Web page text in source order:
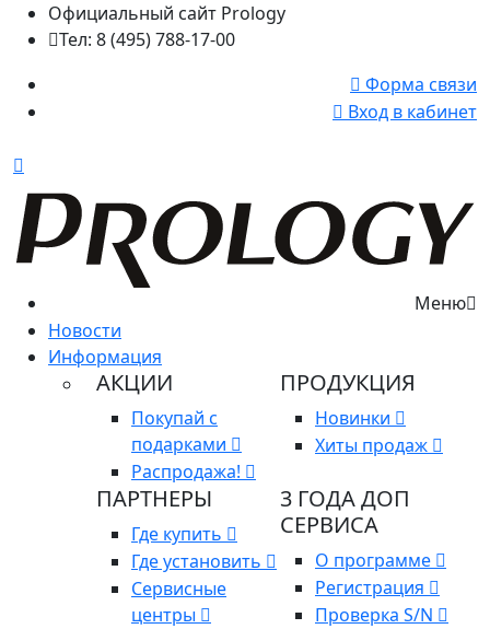
Официальный сайт Prology
Тел: 8 (495) 788-17-00
Форма связи
Вход в кабинет
Меню
Новости
Информация
АКЦИИ
Покупай с
подарками
Распродажа!
ПРОДУКЦИЯ
Новинки
Хиты продаж
ПАРТНЕРЫ
Где купить
Где установить
Сервисные
центры
3 ГОДА ДОП
СЕРВИСА
О программе
Регистрация
Проверка S/N